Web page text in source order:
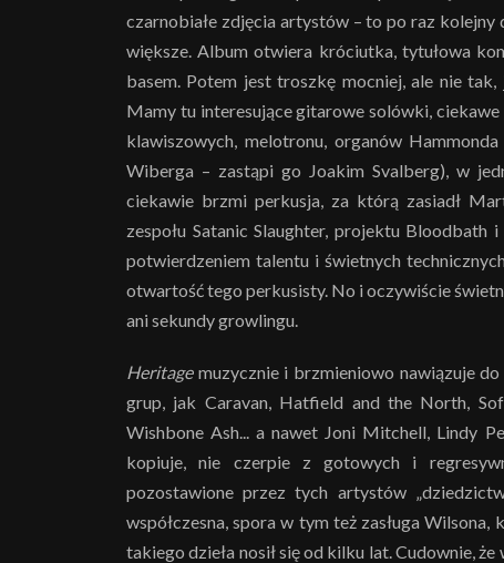
czarnobiałe zdjęcia artystów – to po raz kolejny
większe. Album otwiera króciutka, tytułowa
basem. Potem jest troszkę mocniej, ale nie
Mamy tu interesujące gitarowe solówki,
klawiszowych, melotronu, organów
Wiberga – zastąpi go Joakim Svalberg), w
ciekawie brzmi perkusja, za którą zasiadł
zespołu Satanic Slaughter, projektu Bloodbath i
potwierdzeniem talentu i świetnych
otwartość tego perkusisty. No i oczywiście
ani sekundy growlingu.
Heritagemuzycznie i brzmieniowo nawiązuje
grup, jak Caravan, Hatfield and the North,
Wishbone Ash... a nawet Joni Mitchell, Lindy
kopiuje, nie czerpie z gotowych i
pozostawione przez tych artystów
współczesna, spora w tym też zasługa
takiego dzieła nosił się od kilku lat. Cudownie,